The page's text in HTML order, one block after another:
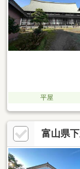
平屋
富山県